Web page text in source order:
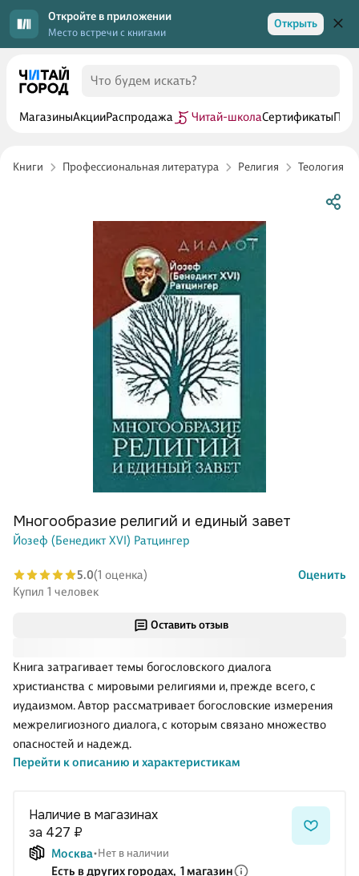
Откройте в приложении
Место встречи с книгами
Открыть
МагазиныАкцииРаспродажа Читай-школаСертификаты
Книги Профессиональная литература Религия Теология
Оставить отзыв
Книга затрагивает темы богословского диалога
христианства с мировыми религиями и, прежде всего, с
иудаизмом. Автор рассматривает богословские измерения
межрелигиозного диалога, с которым связано множество
опасностей и надежд.
современном мире.
Перейти к описанию и характеристикам
Многообразие религий и единый завет
Йозеф (Бенедикт XVI) Ратцингер
5.0(1 оценка)
Оценить
Купил 1 человек
Наличие в магазинах
за 427 ₽
Москва Нет в наличии
Есть в других городах, 1 магазин